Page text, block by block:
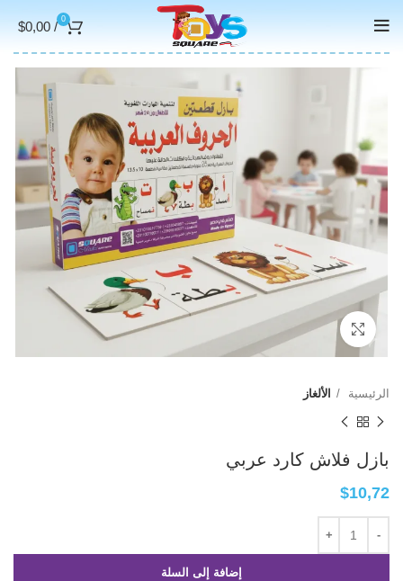
0
/
$0,00
Click to enlarge
الرئيسية الألغاز
بازل فلاش كارد عربي
$10,72
إضافة إلى السلة